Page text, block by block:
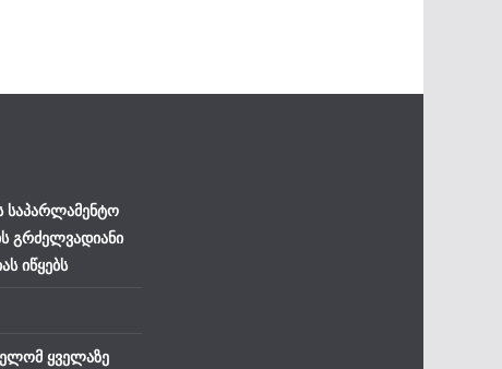
საპარლამენტო
გრძელვადიანი
იწყებს
ყველაზე